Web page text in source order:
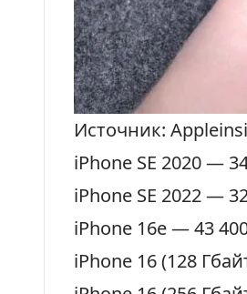
Источник:
iPhone SE 2020 —
iPhone SE 2022 —
iPhone 16e —43
iPhone 16 (128